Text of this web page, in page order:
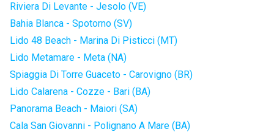
Riviera Di Levante - Jesolo (VE)
Bahia Blanca - Spotorno (SV)
Lido 48 Beach - Marina Di Pisticci (MT)
Lido Metamare - Meta (NA)
Spiaggia Di Torre Guaceto - Carovigno (BR)
Lido Calarena - Cozze - Bari (BA)
Panorama Beach - Maiori (SA)
Cala San Giovanni - Polignano A Mare (BA)